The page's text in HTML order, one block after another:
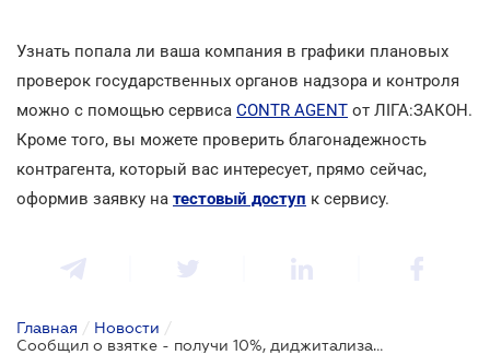
Узнать попала ли ваша компания в графики плановых
проверок государственных органов надзора и контроля
можно с помощью сервиса CONTR AGENT от ЛІГА:ЗАКОН.
Кроме того, вы можете проверить благонадежность
контрагента, который вас интересует, прямо сейчас,
оформив заявку на тестовый доступ к сервису.
Главная / Новости /
Сообщил о взятке - получи 10%, диджитализация строительства и очистка рынка от контрафакта: что сегодня рассмотрят в Раде